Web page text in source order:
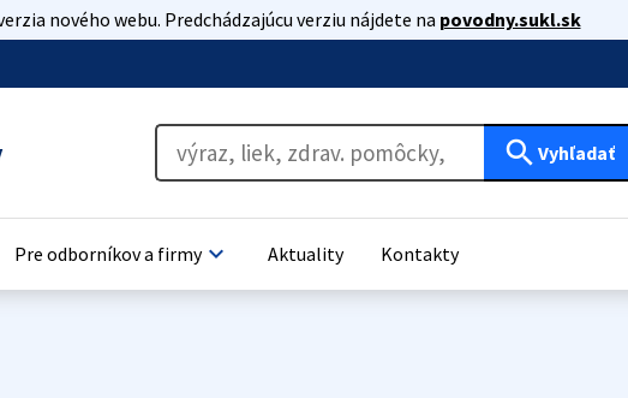
nového webu. Predchádzajúcu verziu nájdete na povodny.sukl.sk
search Vyhľadať
Pre odborníkov a firmykeyboard_arrow_down Aktuality Kontakty